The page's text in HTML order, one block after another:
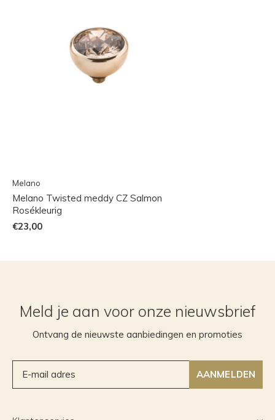
Melano
Melano Twisted meddy CZ Salmon
Rosékleurig
€23,00
Meld je aan voor onze nieuwsbrief
Ontvang de nieuwste aanbiedingen en promoties
AANMELDEN